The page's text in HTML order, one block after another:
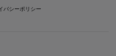
バシーポリシー